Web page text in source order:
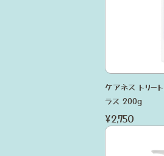
ケアネス トリー
ラス 200g
¥2,750